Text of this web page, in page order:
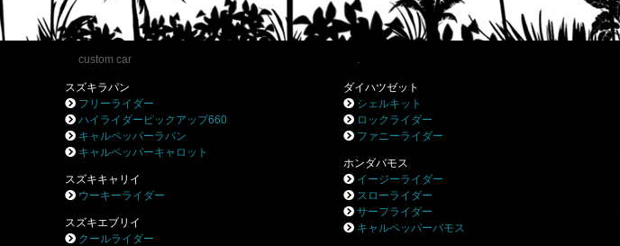
custom car
スズキラパン
フリーライダー
ハイライダーピックアップ660
キャルペッパーラパン
キャルペッパーキャロット
スズキキャリイ
ウーキーライダー
スズキエブリイ
クールライダー
.
ダイハツゼット
シェルキット
ロックライダー
ファニーライダー
ホンダバモス
イージーライダー
スローライダー
サーフライダー
キャルペッパーバモス